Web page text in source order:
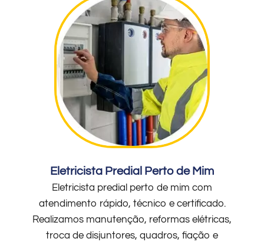
Eletricista Predial Perto de Mim
Eletricista predial perto de mim com
atendimento rápido, técnico e certificado.
Realizamos manutenção, reformas elétricas,
troca de disjuntores, quadros, fiação e